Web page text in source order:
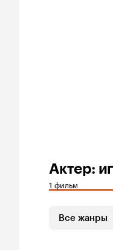
Актер:
1 фильм
Все жанры